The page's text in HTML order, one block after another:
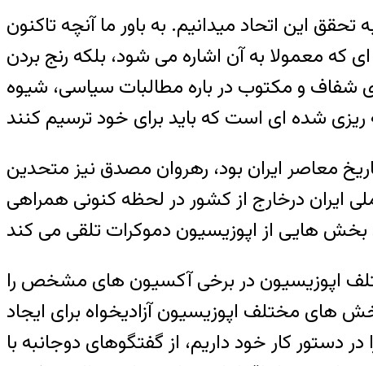
این اتحاد میدانیم. به باور ما آنچه تاکنون
که معمولا به آن اشاره می شود، بلکه رنج بردن
شفاف و مکتوب در باره مطالبات سیاسی، شیوه
معاصر ایران بود، رهروان مصدق نیز متحدین
ایران درخارج از کشور در لحظه کنونی همراهی
اپوزیسیون در برخی آکسیون های مشخص را
های مختلف اپوزیسیون آزادیخواه برای ایجاد
کار خود داریم، از گفتگوهای دوجانبه با